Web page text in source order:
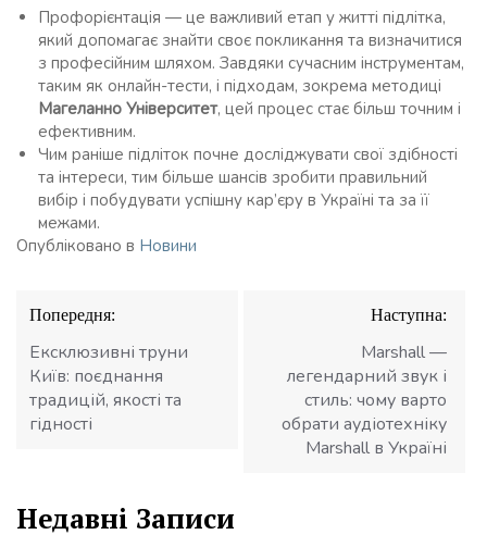
Профорієнтація — це важливий етап у житті підлітка,
який допомагає знайти своє покликання та визначитися
з професійним шляхом. Завдяки сучасним інструментам,
таким як онлайн-тести, і підходам, зокрема методиці
Магеланно Університет, цей процес стає більш точним і
ефективним.
Чим раніше підліток почне досліджувати свої здібності
та інтереси, тим більше шансів зробити правильний
вибір і побудувати успішну кар’єру в Україні та за її
межами.
Опубліковано в Новини
Навігація
записів
Попередня:
Ексклюзивні труни
Київ: поєднання
традицій, якості та
гідності
Наступна:
Marshall —
легендарний звук і
стиль: чому варто
обрати аудіотехніку
Marshall в Україні
Недавні Записи